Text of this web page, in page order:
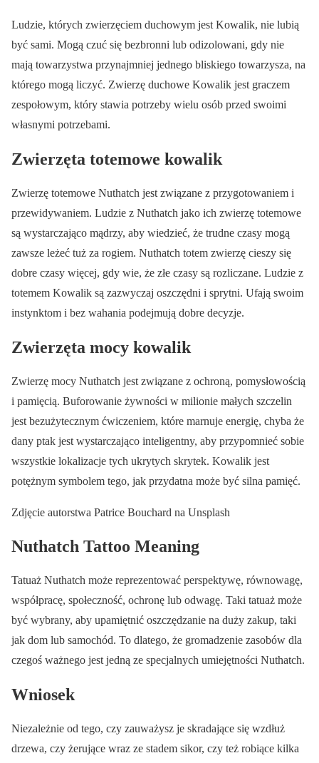
Ludzie, których zwierzęciem duchowym jest Kowalik, nie lubią
być sami. Mogą czuć się bezbronni lub odizolowani, gdy nie
mają towarzystwa przynajmniej jednego bliskiego towarzysza, na
którego mogą liczyć. Zwierzę duchowe Kowalik jest graczem
zespołowym, który stawia potrzeby wielu osób przed swoimi
własnymi potrzebami.
Zwierzęta totemowe kowalik
Zwierzę totemowe Nuthatch jest związane z przygotowaniem i
przewidywaniem. Ludzie z Nuthatch jako ich zwierzę totemowe
są wystarczająco mądrzy, aby wiedzieć, że trudne czasy mogą
zawsze leżeć tuż za rogiem. Nuthatch totem zwierzę cieszy się
dobre czasy więcej, gdy wie, że złe czasy są rozliczane. Ludzie z
totemem Kowalik są zazwyczaj oszczędni i sprytni. Ufają swoim
instynktom i bez wahania podejmują dobre decyzje.
Zwierzęta mocy kowalik
Zwierzę mocy Nuthatch jest związane z ochroną, pomysłowością
i pamięcią. Buforowanie żywności w milionie małych szczelin
jest bezużytecznym ćwiczeniem, które marnuje energię, chyba że
dany ptak jest wystarczająco inteligentny, aby przypomnieć sobie
wszystkie lokalizacje tych ukrytych skrytek. Kowalik jest
potężnym symbolem tego, jak przydatna może być silna pamięć.
Zdjęcie autorstwa Patrice Bouchard na Unsplash
Nuthatch Tattoo Meaning
Tatuaż Nuthatch może reprezentować perspektywę, równowagę,
współpracę, społeczność, ochronę lub odwagę. Taki tatuaż może
być wybrany, aby upamiętnić oszczędzanie na duży zakup, taki
jak dom lub samochód. To dlatego, że gromadzenie zasobów dla
czegoś ważnego jest jedną ze specjalnych umiejętności Nuthatch.
Wniosek
Niezależnie od tego, czy zauważysz je skradające się wzdłuż
drzewa, czy żerujące wraz ze stadem sikor, czy też robiące kilka